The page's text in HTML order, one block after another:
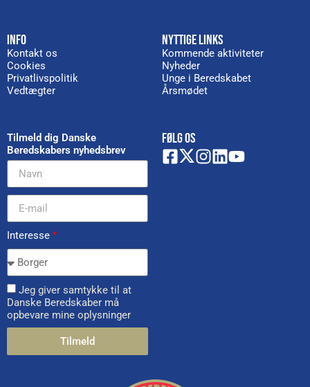
INFO
Kontakt os
Cookies
Privatlivspolitik
Vedtægter
NYTTIGE LINKS
Kommende aktiviteter
Nyheder
Unge i Beredskabet
Årsmødet
Tilmeld dig Danske
Beredskabers nyhedsbrev
Interesse *
Jeg giver samtykke til at
Danske Beredskaber må
opbevare mine oplysninger
Tilmeld
FØLG OS